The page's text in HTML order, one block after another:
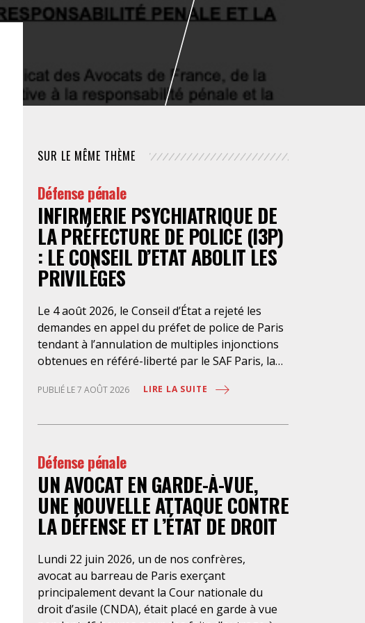
POLICE / MAINTIEN DE L'ORDRE
PROCÉDURE CIVILE
SUR LE MÊME THÈME
Défense pénale
INFIRMERIE PSYCHIATRIQUE DE
LA PRÉFECTURE DE POLICE (I3P)
: LE CONSEIL D’ETAT ABOLIT LES
PRIVILÈGES
Le 4 août 2026, le Conseil d’État a rejeté les
demandes en appel du préfet de police de Paris
tendant à l’annulation de multiples injonctions
obtenues en référé-liberté par le SAF Paris, la
Psychiatrie. Cette nouvelle décision confirme
personnes retenues à l’infirmerie psychiatrique
mais loin des regards, se perpétuent depuis des
années une somme d’atteintes aux droits
fondamentaux des personnes placées sans
consentement à l’infirmerie psychiatrique de la
préfecture de police (IPPP). Si plusieurs
nécessaire réforme, une récente visite du
CGLPL a mis en évidence des violations graves
des droits les plus élémentaires. Saisi par le SAF
Paris et la LDH, avec l’intervention volontaire de
PUBLIÉ LE 7 AOÛT 2026 LIRE LA SUITE
Défense pénale
UN AVOCAT EN GARDE-À-VUE,
UNE NOUVELLE ATTAQUE CONTRE
LA DÉFENSE ET L’ÉTAT DE DROIT
Lundi 22 juin 2026, un de nos confrères,
avocat au barreau de Paris exerçant
principalement devant la Cour nationale du
droit d’asile (CNDA), était placé en garde à vue